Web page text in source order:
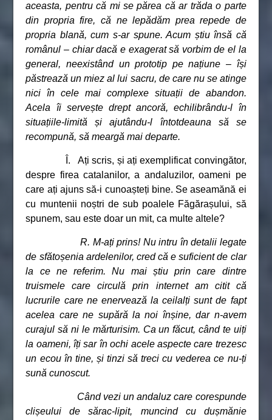
aceasta, pentru că mi se părea că ar trăda o parte
din propria fire, că ne lepădăm prea repede de
propria blană, cum s-ar spune. Acum știu însă că
românul – chiar dacă e exagerat să vorbim de el la
general, neexistând un prototip pe națiune – își
păstrează un miez al lui sacru, de care nu se atinge
nici în cele mai complexe situații de abandon.
Acela îi servește drept ancoră, echilibrându-l în
situațiile-limită și ajutându-l întotdeauna să se
recompună, să meargă mai departe.
Î. Ați scris, și ați exemplificat convingător,
despre firea catalanilor, a andaluzilor, oameni pe
care ați ajuns să-i cunoașteți bine. Se aseamănă ei
cu muntenii noștri de sub poalele Făgărașului, să
spunem, sau este doar un mit, ca multe altele?
R. M-ați prins! Nu intru în detalii legate
de sfătoșenia ardelenilor, cred că e suficient de clar
la ce ne referim. Nu mai știu prin care dintre
truismele care circulă prin internet am citit că
lucrurile care ne enervează la ceilalți sunt de fapt
acelea care ne supără la noi înșine, dar n-avem
curajul să ni le mărturisim. Ca un făcut, când te uiți
la oameni, îți sar în ochi acele aspecte care trezesc
un ecou în tine, și tinzi să treci cu vederea ce nu-ți
sună cunoscut.
Când vezi un andaluz care corespunde
clișeului de sărac-lipit, muncind cu dușmănie